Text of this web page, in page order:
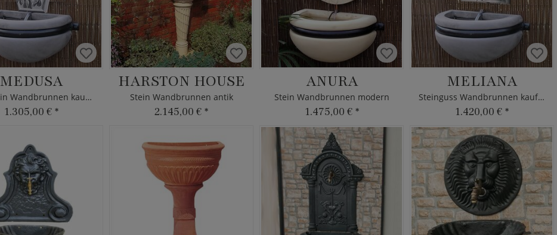
MEDUSA
Sandstein Wandbrunnen kaufen
1.305,00 € *
HARSTON HOUSE
Stein Wandbrunnen antik
2.145,00 € *
ANURA
Stein Wandbrunnen modern
1.475,00 € *
MELIANA
Steinguss Wandbrunnen kaufen
1.420,00 € *